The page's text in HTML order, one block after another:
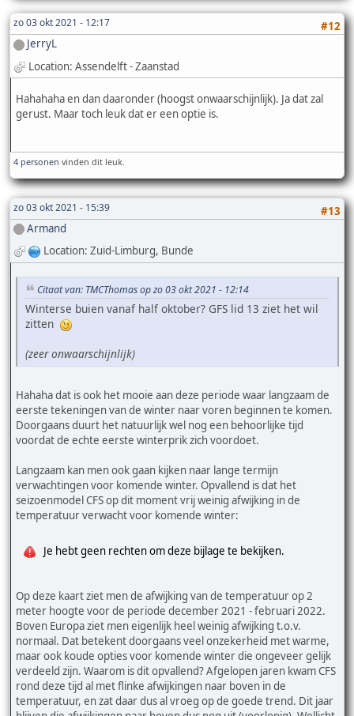
zo 03 okt 2021 - 12:17
#12
JerryL
Location: Assendelft - Zaanstad
Hahahaha en dan daaronder (hoogst onwaarschijnlijk). Ja dat zal
gerust. Maar toch leuk dat er een optie is.
4 personen vinden dit leuk.
zo 03 okt 2021 - 15:39
#13
Armand
Location: Zuid-Limburg, Bunde
Citaat van: TMCThomas op zo 03 okt 2021 - 12:14
Winterse buien vanaf half oktober? GFS lid 13 ziet het wil
zitten
(zeer onwaarschijnlijk)
Hahaha dat is ook het mooie aan deze periode waar langzaam de
eerste tekeningen van de winter naar voren beginnen te komen.
Doorgaans duurt het natuurlijk wel nog een behoorlijke tijd
voordat de echte eerste winterprik zich voordoet.
Langzaam kan men ook gaan kijken naar lange termijn
verwachtingen voor komende winter. Opvallend is dat het
seizoenmodel CFS op dit moment vrij weinig afwijking in de
temperatuur verwacht voor komende winter:
Je hebt geen rechten om deze bijlage te bekijken.
Op deze kaart ziet men de afwijking van de temperatuur op 2
meter hoogte voor de periode december 2021 - februari 2022.
Boven Europa ziet men eigenlijk heel weinig afwijking t.o.v.
normaal. Dat betekent doorgaans veel onzekerheid met warme,
maar ook koude opties voor komende winter die ongeveer gelijk
verdeeld zijn. Waarom is dit opvallend? Afgelopen jaren kwam CFS
rond deze tijd al met flinke afwijkingen naar boven in de
temperatuur, en zat daar dus al vroeg op de goede trend. Dit jaar